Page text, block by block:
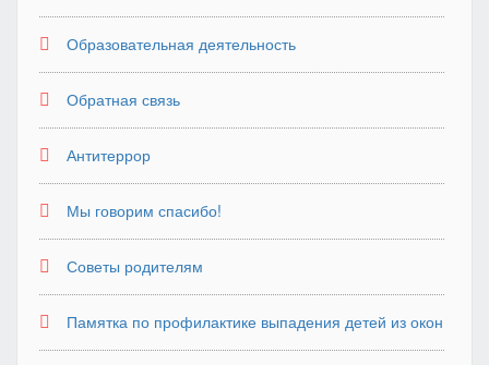
Образовательная деятельность
Обратная связь
Антитеррор
Мы говорим спасибо!
Советы родителям
Памятка по профилактике выпадения детей из окон